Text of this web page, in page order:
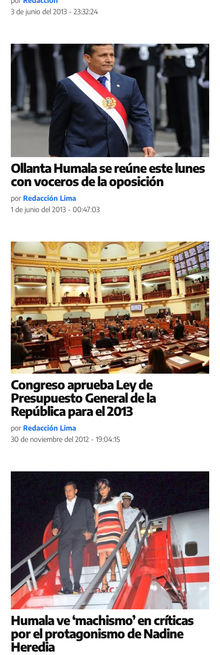
3 de junio del 2013 - 23:32:24
Ollanta Humala se reúne este lunes
con voceros de la oposición
por Redacción Lima
1 de junio del 2013 - 00:47:03
Congreso aprueba Ley de
Presupuesto General de la
República para el 2013
por Redacción Lima
30 de noviembre del 2012 - 19:04:15
Humala ve ‘machismo’ en críticas
por el protagonismo de Nadine
Heredia